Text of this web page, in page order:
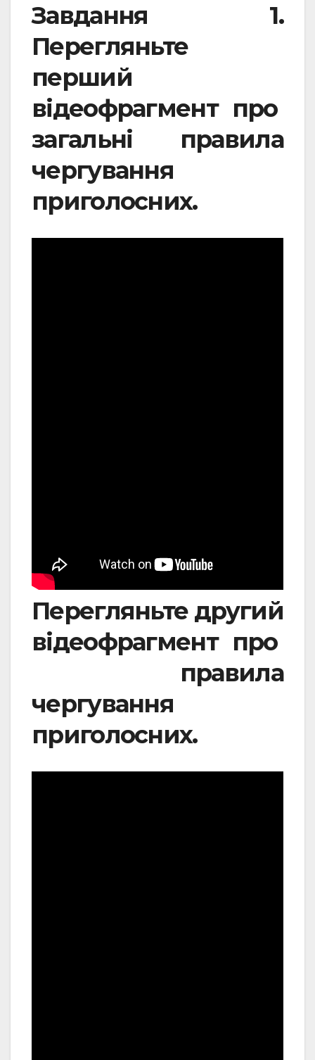
Завдання 1.
Перегляньте
перший
відеофрагмент про
загальні правила
чергування
приголосних.
Перегляньте другий
відеофрагмент про
правила
чергування
приголосних.